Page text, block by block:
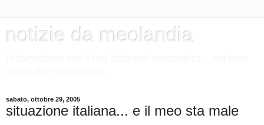
notizie da meolandia
sabato, ottobre 29, 2005
situazione italiana... e il meo sta male